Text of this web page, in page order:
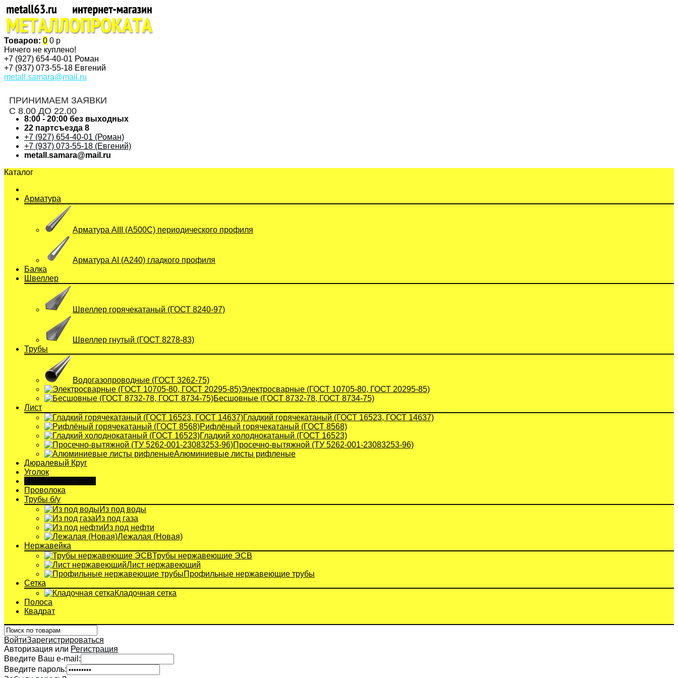
Товаров: 0 0 р
Ничего не куплено!
+7 (927) 654-40-01 Роман
+7 (937) 073-55-18 Евгений
metall.samara@mail.ru
ПРИНИМАЕМ ЗАЯВКИ
С 8.00 ДО 22.00
8:00 - 20:00 без выходных
22 партсъезда 8
+7 (927) 654-40-01 (Роман)
+7 (937) 073-55-18 (Евгений)
metall.samara@mail.ru
Каталог
Арматура
Арматура АIII (А500С) периодического профиля
Арматура АI (A240) гладкого профиля
Балка
Швеллер
Швеллер горячекатаный (ГОСТ 8240-97)
Швеллер гнутый (ГОСТ 8278-83)
Трубы
Водогазопроводные (ГОСТ 3262-75)
Электросварные (ГОСТ 10705-80, ГОСТ 20295-85)
Бесшовные (ГОСТ 8732-78, ГОСТ 8734-75)
Лист
Гладкий горячекатаный (ГОСТ 16523, ГОСТ 14637)
Рифлёный горячекатаный (ГОСТ 8568)
Гладкий холоднокатаный (ГОСТ 16523)
Просечно-вытяжной (ТУ 5262-001-23083253-96)
Алюминиевые листы рифленые
Дюралевый Круг
Уголок
Проволока
Трубы б/у
Из под воды
Из под газа
Из под нефти
Лежалая (Новая)
Нержавейка
Трубы нержавеющие ЭСВ
Лист нержавеющий
Профильные нержавеющие трубы
Сетка
Кладочная сетка
Полоса
Квадрат
ВойтиЗарегистрироваться
Авторизация или Регистрация
Введите Ваш e-mail:
Введите пароль: